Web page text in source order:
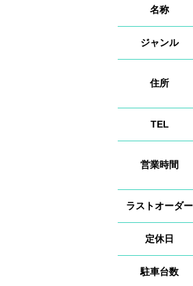
名称
ジャンル
住所
TEL
営業時間
ラストオーダー
定休日
駐車台数